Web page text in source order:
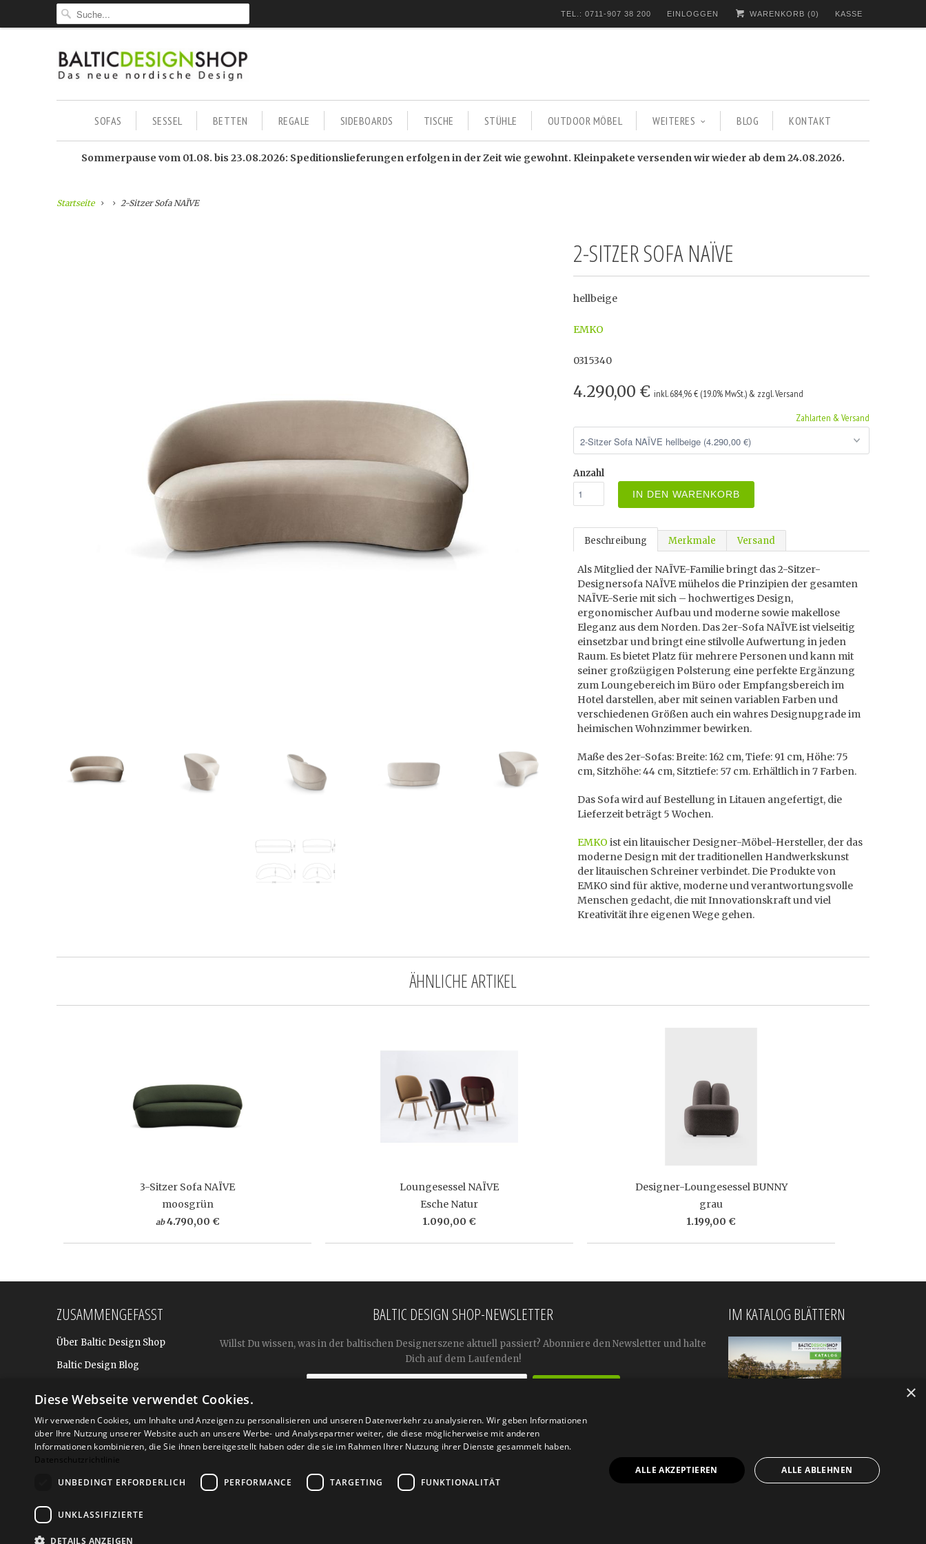
TEL.: 0711-907 38 200 EINLOGGEN WARENKORB (0) KASSE
SOFAS SESSEL BETTEN REGALE SIDEBOARDS TISCHE STÜHLE OUTDOOR MÖBEL WEITERES BLOG KONTAKT
Sommerpause vom 01.08. bis 23.08.2026: Speditionslieferungen erfolgen in der Zeit wie gewohnt. Kleinpakete versenden wir wieder ab dem 24.08.2026.
Startseite 2-Sitzer Sofa NAÏVE
2-SITZER SOFA NAÏVE
hellbeige
EMKO
0315340
4.290,00 € inkl. 684,96 € (19.0% MwSt.) & zzgl. Versand
Zahlarten & Versand
Anzahl
IN DEN WARENKORB
Beschreibung Merkmale Versand
Als Mitglied der NAÏVE-Familie bringt das 2-Sitzer-
Designersofa NAÏVE mühelos die Prinzipien der gesamten
NAÏVE-Serie mit sich – hochwertiges Design,
ergonomischer Aufbau und moderne sowie makellose
Eleganz aus dem Norden. Das 2er-Sofa NAÏVE ist vielseitig
einsetzbar und bringt eine stilvolle Aufwertung in jeden
Raum. Es bietet Platz für mehrere Personen und kann mit
seiner großzügigen Polsterung eine perfekte Ergänzung
zum Loungebereich im Büro oder Empfangsbereich im
Hotel darstellen, aber mit seinen variablen Farben und
verschiedenen Größen auch ein wahres Designupgrade im
heimischen Wohnzimmer bewirken.
Maße des 2er-Sofas: Breite: 162 cm, Tiefe: 91 cm, Höhe: 75
cm, Sitzhöhe: 44 cm, Sitztiefe: 57 cm. Erhältlich in 7 Farben.
Das Sofa wird auf Bestellung in Litauen angefertigt, die
Lieferzeit beträgt 5 Wochen.
EMKO ist ein litauischer Designer-Möbel-Hersteller, der das
moderne Design mit der traditionellen Handwerkskunst
der litauischen Schreiner verbindet. Die Produkte von
EMKO sind für aktive, moderne und verantwortungsvolle
Menschen gedacht, die mit Innovationskraft und viel
Kreativität ihre eigenen Wege gehen.
ÄHNLICHE ARTIKEL
3-Sitzer Sofa NAÏVE
moosgrün
ab 4.790,00 €
Loungesessel NAÏVE
Esche Natur
1.090,00 €
Designer-Loungesessel BUNNY
grau
1.199,00 €
ZUSAMMENGEFASST
Über Baltic Design Shop
Baltic Design Blog
Für BtoB: Design Geschenke
Shop
BALTIC DESIGN SHOP-NEWSLETTER
Willst Du wissen, was in der baltischen Designerszene aktuell passiert? Abonniere den Newsletter und halte
Dich auf dem Laufenden!

IM KATALOG BLÄTTERN
×
Diese Webseite verwendet Cookies.
Wir verwenden Cookies, um Inhalte und Anzeigen zu personalisieren und unseren Datenverkehr zu analysieren. Wir geben Informationen
über Ihre Nutzung unserer Website auch an unsere Werbe- und Analysepartner weiter, die diese möglicherweise mit anderen
Informationen kombinieren, die Sie ihnen bereitgestellt haben oder die sie im Rahmen Ihrer Nutzung ihrer Dienste gesammelt haben.
Datenschutzrichtlinie
UNBEDINGT ERFORDERLICH
PERFORMANCE TARGETING FUNKTIONALITÄT
UNKLASSIFIZIERTE
DETAILS ANZEIGEN
ALLE AKZEPTIEREN ALLE ABLEHNEN